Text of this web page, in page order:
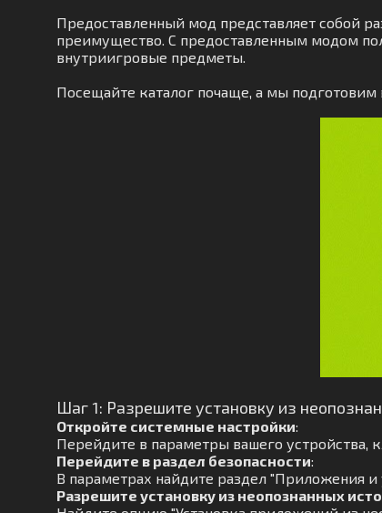
Предоставленный мод представляет собой
преимущество. С предоставленным модом
внутриигровые предметы.
Посещайте каталог почаще, а мы
Шаг 1: Разрешите установку из
Откройте системные настройки:
Перейдите в параметры вашего устройства,
Перейдите в раздел безопасности:
В параметрах найдите раздел "Приложения
Разрешите установку из неопознанных